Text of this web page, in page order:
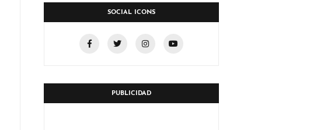
SOCIAL ICONS
PUBLICIDAD